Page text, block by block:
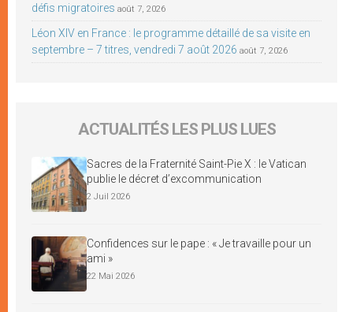
défis migratoires août 7, 2026
Léon XIV en France : le programme détaillé de sa visite en
septembre – 7 titres, vendredi 7 août 2026 août 7, 2026
ACTUALITÉS LES PLUS LUES
Sacres de la Fraternité Saint-Pie X : le Vatican
publie le décret d’excommunication
2 Juil 2026
Confidences sur le pape : « Je travaille pour un
ami »
22 Mai 2026